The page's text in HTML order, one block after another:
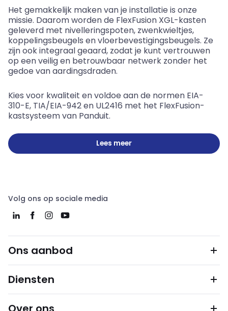
Het gemakkelijk maken van je installatie is onze
missie. Daarom worden de FlexFusion XGL-kasten
geleverd met nivelleringspoten, zwenkwieltjes,
koppelingsbeugels en vloerbevestigingsbeugels. Ze
zijn ook integraal geaard, zodat je kunt vertrouwen
op een veilig en betrouwbaar netwerk zonder het
gedoe van aardingsdraden.
Kies voor kwaliteit en voldoe aan de normen EIA-
310-E, TIA/EIA-942 en UL2416 met het FlexFusion-
kastsysteem van Panduit.
Lees meer
Volg ons op sociale media
Ons aanbod
Diensten